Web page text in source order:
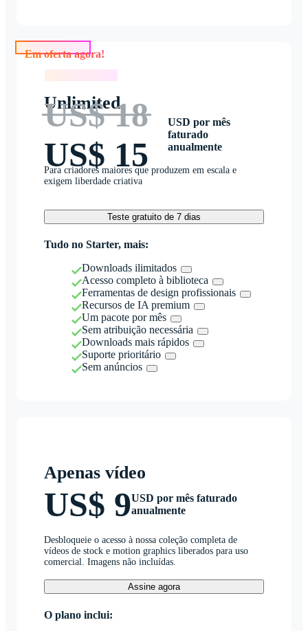
Unlimited
US$ 18
US$ 15
USD por mês
faturado
anualmente
Para criadores maiores que produzem em escala e
exigem liberdade criativa
Teste gratuito de 7 dias
Tudo no Starter, mais:
Downloads ilimitados
Acesso completo à biblioteca
Ferramentas de design profissionais
Recursos de IA premium
Um pacote por mês
Sem atribuição necessária
Downloads mais rápidos
Suporte prioritário
Sem anúncios
Apenas vídeo
US$ 9USD por mês faturado
anualmente
Desbloqueie o acesso à nossa coleção completa de
vídeos de stock e motion graphics liberados para uso
comercial. Imagens não incluídas.
Assine agora
O plano inclui: